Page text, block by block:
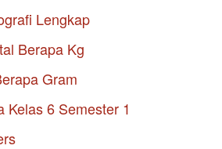
Lengkap
Berapa Kg
Gram
Kelas 6 Semester 1